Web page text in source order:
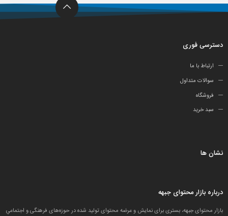
دسترسی فوری
ارتباط با ما
سوالات متداول
فروشگاه
سبد خرید
نشان ها
درباره بازار محتوای جبهه
بازار محتوای جبهه، بستری برای نمایش و عرضه محتوای تولید شده در حوزه‌های فرهنگی و اجتماعیِ